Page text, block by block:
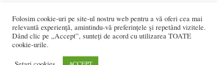
0722.480.707
PUBLICITATE:
Folosim cookie-uri pe site-ul nostru web pentru a vă oferi cea mai
relevantă experiență, amintindu-vă preferințele și repetând vizitele.
Dând clic pe „Accept”, sunteți de acord cu utilizarea TOATE
cookie-urile.